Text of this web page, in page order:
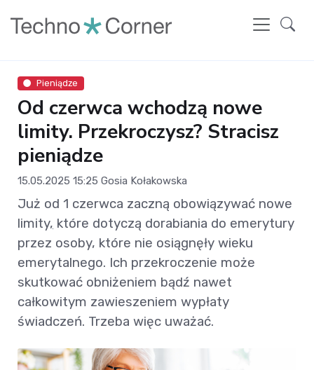
Pieniądze
Od czerwca wchodzą nowe
limity. Przekroczysz? Stracisz
pieniądze
15.05.2025 15:25 Gosia Kołakowska
Już od 1 czerwca zaczną obowiązywać nowe
limity, które dotyczą dorabiania do emerytury
przez osoby, które nie osiągnęły wieku
emerytalnego. Ich przekroczenie może
skutkować obniżeniem bądź nawet
całkowitym zawieszeniem wypłaty
świadczeń. Trzeba więc uważać.